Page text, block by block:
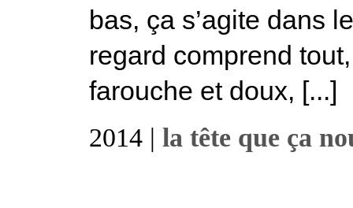
bas, ça s’agite dans
regard comprend
farouche et doux, [...]
2014 | la tête que ça